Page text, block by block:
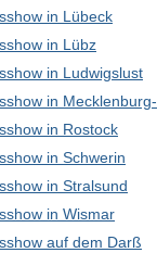
in Lübeck
in Lübz
in Ludwigslust
in
in Rostock
in Schwerin
in Stralsund
in Wismar
auf dem Darß